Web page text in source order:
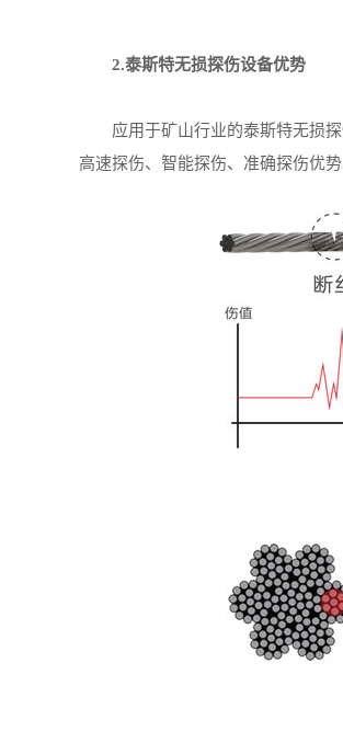
2.泰斯特无损探伤设备优势
应用于矿山行业的泰斯特无损探
高速探伤、智能探伤、准确探伤优